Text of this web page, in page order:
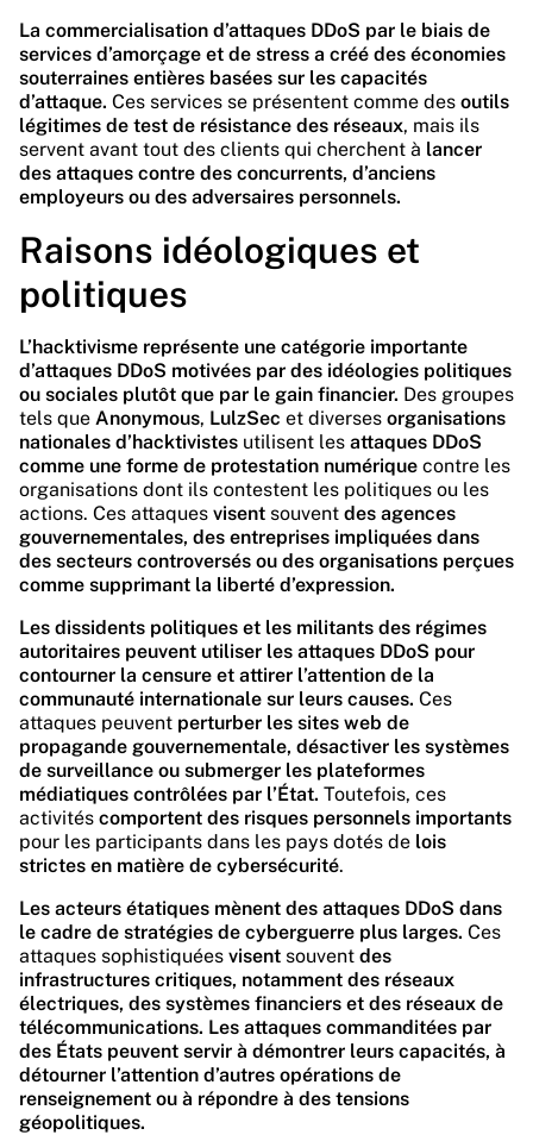
La commercialisation d’attaques DDoS par le biais de
services d’amorçage et de stress a créé des économies
souterraines entières basées sur les capacités
d’attaque. Ces services se présentent comme des outils
légitimes de test de résistance des réseaux, mais ils
servent avant tout des clients qui cherchent à lancer
des attaques contre des concurrents, d’anciens
employeurs ou des adversaires personnels.
Raisons idéologiques et
politiques
L’hacktivisme représente une catégorie importante
d’attaques DDoS motivées par des idéologies politiques
ou sociales plutôt que par le gain financier. Des groupes
tels que Anonymous, LulzSec et diverses organisations
nationales d’hacktivistes utilisent les attaques DDoS
comme une forme de protestation numérique contre les
organisations dont ils contestent les politiques ou les
actions. Ces attaques visent souvent des agences
gouvernementales, des entreprises impliquées dans
des secteurs controversés ou des organisations perçues
comme supprimant la liberté d’expression.
Les dissidents politiques et les militants des régimes
autoritaires peuvent utiliser les attaques DDoS pour
contourner la censure et attirer l’attention de la
communauté internationale sur leurs causes. Ces
attaques peuvent perturber les sites web de
propagande gouvernementale, désactiver les systèmes
de surveillance ou submerger les plateformes
médiatiques contrôlées par l’État. Toutefois, ces
activités comportent des risques personnels importants
pour les participants dans les pays dotés de lois
strictes en matière de cybersécurité.
Les acteurs étatiques mènent des attaques DDoS dans
le cadre de stratégies de cyberguerre plus larges. Ces
attaques sophistiquées visent souvent des
infrastructures critiques, notamment des réseaux
électriques, des systèmes financiers et des réseaux de
télécommunications. Les attaques commanditées par
des États peuvent servir à démontrer leurs capacités, à
détourner l’attention d’autres opérations de
renseignement ou à répondre à des tensions
géopolitiques.